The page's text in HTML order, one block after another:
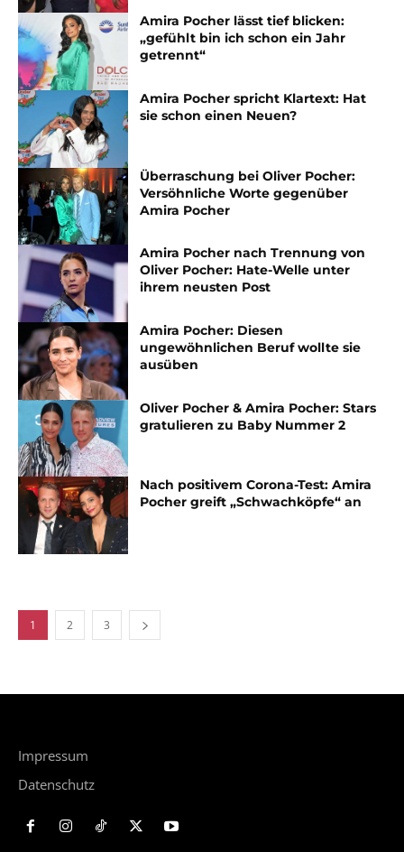
Amira Pocher lässt tief blicken:
„gefühlt bin ich schon ein Jahr
getrennt“
Amira Pocher spricht Klartext: Hat
sie schon einen Neuen?
Überraschung bei Oliver Pocher:
Versöhnliche Worte gegenüber
Amira Pocher
Amira Pocher nach Trennung von
Oliver Pocher: Hate-Welle unter
ihrem neusten Post
Amira Pocher: Diesen
ungewöhnlichen Beruf wollte sie
ausüben
Oliver Pocher & Amira Pocher: Stars
gratulieren zu Baby Nummer 2
Nach positivem Corona-Test: Amira
Pocher greift „Schwachköpfe“ an
1 2 3
Impressum
Datenschutz